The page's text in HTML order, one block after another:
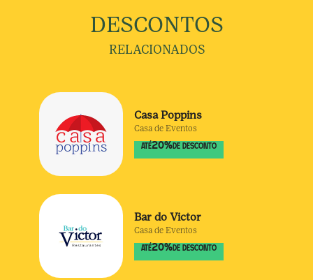
DESCONTOS
RELACIONADOS
Casa Poppins
Casa de Eventos
ATÉ20% DE DESCONTO
Bar do Victor
Casa de Eventos
ATÉ20% DE DESCONTO